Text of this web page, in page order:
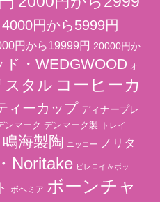
4000円から5999円
円から19999円 20000円か
・WEDGWOOD オ
スタル コーヒーカ
ィーカップ ディナープレ
ンマーク デンマーク製 トレイ
海製陶 ニッコー
ノリタ
Noritake ビレロイ＆ボッ
ボヘミア ボーンチャ